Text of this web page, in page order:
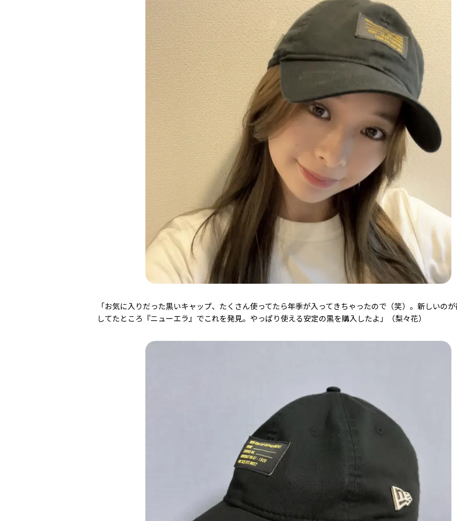
「お気に入りだった黒いキャップ、たくさん使ってたら年季が入ってきちゃったので（笑）。新しいの
してたところ『ニューエラ』でこれを発見。やっぱり使える安定の黒を購入したよ」（梨々花）